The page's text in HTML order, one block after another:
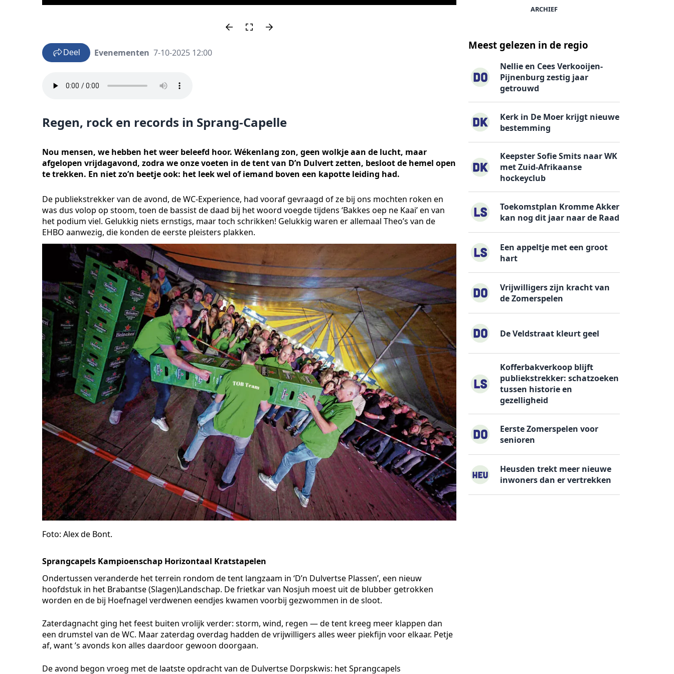
Deel Evenementen 7-10-2025 12:00
Regen, rock en records in Sprang-Capelle
Nou mensen, we hebben het weer beleefd hoor. Wékenlang zon, geen wolkje aan de lucht, maar
afgelopen vrijdagavond, zodra we onze voeten in de tent van D’n Dulvert zetten, besloot de hemel open
te trekken. En niet zo’n beetje ook: het leek wel of iemand boven een kapotte leiding had.
De publiekstrekker van de avond, de WC-Experience, had vooraf gevraagd of ze bij ons mochten roken en
was dus volop op stoom, toen de bassist de daad bij het woord voegde tijdens ‘Bakkes oep ne Kaai’ en van
het podium viel. Gelukkig niets ernstigs, maar toch schrikken! Gelukkig waren er allemaal Theo’s van de
EHBO aanwezig, die konden de eerste pleisters plakken.
Foto: Alex de Bont.
Sprangcapels Kampioenschap Horizontaal Kratstapelen
Ondertussen veranderde het terrein rondom de tent langzaam in ‘D’n Dulvertse Plassen’, een nieuw
hoofdstuk in het Brabantse (Slagen)Landschap. De frietkar van Nosjuh moest uit de blubber getrokken
worden en de bij Hoefnagel verdwenen eendjes kwamen voorbij gezwommen in de sloot.
Zaterdagnacht ging het feest buiten vrolijk verder: storm, wind, regen — de tent kreeg meer klappen dan
een drumstel van de WC. Maar zaterdag overdag hadden de vrijwilligers alles weer piekfijn voor elkaar. Petje
af, want ’s avonds kon alles daardoor gewoon doorgaan.
De avond begon vroeg met de laatste opdracht van de Dulvertse Dorpskwis: het Sprangcapels
ARCHIEF
Meest gelezen in de regio
Nellie en Cees Verkooijen-
Pijnenburg zestig jaar
getrouwd
Kerk in De Moer krijgt nieuwe
bestemming
Keepster Sofie Smits naar WK
met Zuid-Afrikaanse
hockeyclub
Toekomstplan Kromme Akker
kan nog dit jaar naar de Raad
Een appeltje met een groot
hart
Vrijwilligers zijn kracht van
de Zomerspelen
De Veldstraat kleurt geel
Kofferbakverkoop blijft
publiekstrekker: schatzoeken
tussen historie en
gezelligheid
Eerste Zomerspelen voor
senioren
Heusden trekt meer nieuwe
inwoners dan er vertrekken